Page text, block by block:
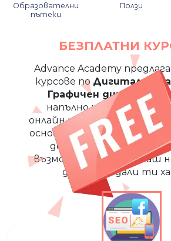
Образователни
пътеки
Ползи
БЕЗПЛАТНИ
Advance Academy
курсове по Дигитален
Графичен дизайн
,
напълно начинаещи. Те
онлайн и ще ти помогнат
основите на тези
достъпен начин. Това е
възможност да пробваш
да видиш дали ти